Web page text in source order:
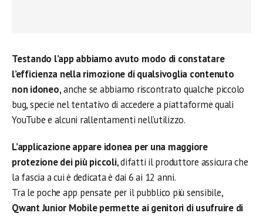
Testando l’app abbiamo avuto modo di constatare
l’efficienza nella rimozione di qualsivoglia contenuto
non idoneo,anche se abbiamo riscontrato qualche piccolo
bug, specie nel tentativo di accedere a piattaforme quali
YouTube e alcuni rallentamenti nell’utilizzo.
L’applicazione appare idonea per una maggiore
protezione dei più piccoli, difatti il produttore assicura che
la fascia a cui è dedicata è dai 6 ai 12 anni.
Tra le poche app pensate per il pubblico più sensibile,
Qwant Junior Mobile permette ai genitori di usufruire di